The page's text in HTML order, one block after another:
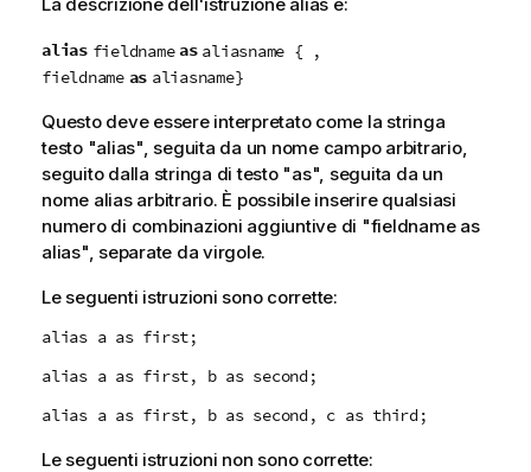
alias fieldname as aliasname { ,
fieldname as aliasname}
Questo deve essere interpretato come la stringa
testo "alias", seguita da un nome campoarbitrario,
seguito dalla stringa di testo "as", seguita da un
nome alias arbitrario. È possibile inserire qualsiasi
numero di combinazioni aggiuntive di "fieldname as
alias", separate da virgole.
Le seguenti istruzioni sono corrette:
alias a as first;
alias a as first, b as second;
alias a as first, b as second, c as third;
Le seguenti istruzioni non sono corrette: